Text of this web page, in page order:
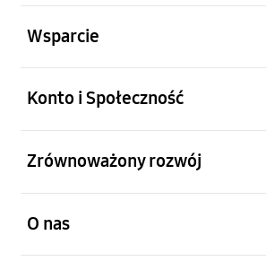
Wsparcie
Konto i Społeczność
Zrównoważony rozwój
O nas